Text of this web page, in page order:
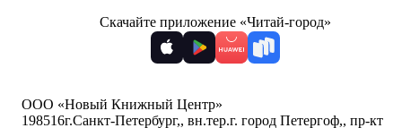
Скачайте приложение «Читай-город»
ООО «Новый Книжный Центр»
198516г.Санкт-Петербург,, вн.тер.г. город Петергоф,, пр-кт